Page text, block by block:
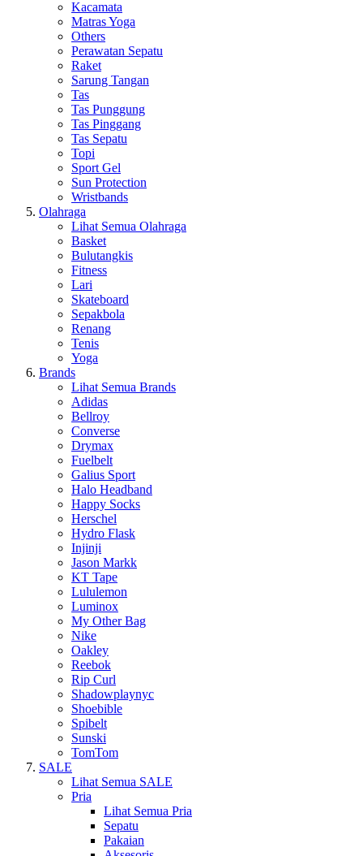
Kacamata
Matras Yoga
Others
Perawatan Sepatu
Raket
Sarung Tangan
Tas
Tas Punggung
Tas Pinggang
Tas Sepatu
Topi
Sport Gel
Sun Protection
Wristbands
Olahraga
Lihat Semua Olahraga
Basket
Bulutangkis
Fitness
Lari
Skateboard
Sepakbola
Renang
Tenis
Yoga
Brands
Lihat Semua Brands
Adidas
Bellroy
Converse
Drymax
Fuelbelt
Galius Sport
Halo Headband
Happy Socks
Herschel
Hydro Flask
Injinji
Jason Markk
KT Tape
Lululemon
Luminox
My Other Bag
Nike
Oakley
Reebok
Rip Curl
Shadowplaynyc
Shoebible
Spibelt
Sunski
TomTom
SALE
Lihat Semua SALE
Pria
Lihat Semua Pria
Sepatu
Pakaian